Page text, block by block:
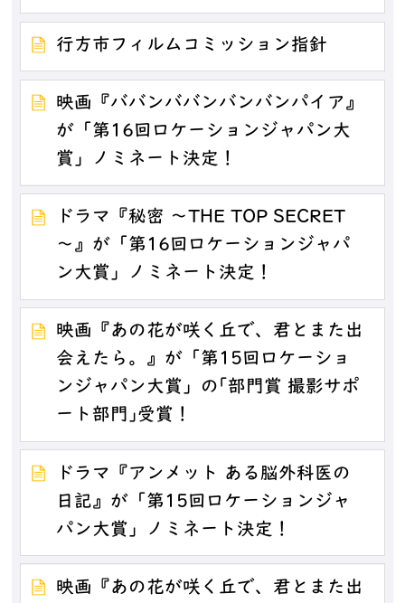
行方市フィルムコミッション指針
映画『ババンババンバンバンパイア』
が「第16回ロケーションジャパン大
賞」ノミネート決定！
ドラマ『秘密 ～THE TOP SECRET
～』が「第16回ロケーションジャパ
ン大賞」ノミネート決定！
映画『あの花が咲く丘で、君とまた出
会えたら。』が「第15回ロケーショ
ンジャパン大賞」の｢部門賞 撮影サポ
ート部門｣受賞！
ドラマ『アンメット ある脳外科医の
日記』が「第15回ロケーションジャ
パン大賞」ノミネート決定！
映画『あの花が咲く丘で、君とまた出